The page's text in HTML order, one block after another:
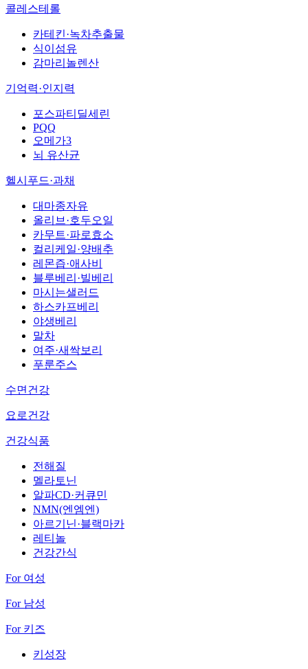
콜레스테롤
카테킨·녹차추출물
식이섬유
감마리놀렌산
기억력·인지력
포스파티딜세린
PQQ
오메가3
뇌 유산균
헬시푸드·과채
대마종자유
올리브·호두오일
카무트·파로효소
컬리케일·양배추
레몬즙·애사비
블루베리·빌베리
마시는샐러드
하스카프베리
야생베리
말차
여주·새싹보리
푸룬주스
수면건강
요로건강
건강식품
전해질
멜라토닌
알파CD·커큐민
NMN(엔엠엔)
아르기닌·블랙마카
레티놀
건강간식
For 여성
For 남성
For 키즈
키성장